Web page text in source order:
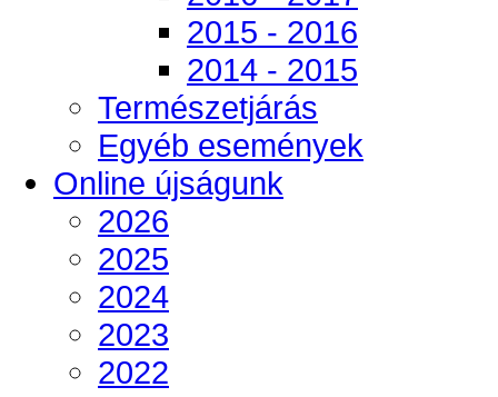
2015 - 2016
2014 - 2015
Természetjárás
Egyéb események
Online újságunk
2026
2025
2024
2023
2022